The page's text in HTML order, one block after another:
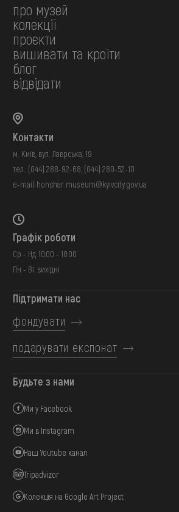
про музей
колекції
проєкти
вишивати та кроїти
блог
відвідати
Контакти
м. Київ, вул. Лаврська, 19
тел.: (044) 288-92-68 (044) 280-52-10
e-mail: honchar.museum@kyivcity.gov.ua
Графік роботи
Ср - Нд: 10:00 - 18:00
Пн - Вт: вихідні
Підтримати нас
фондувати
подарувати експонат
Будьте з нами
Ми у Facebook
Ми в Instagram
Наш Youtube канал
Tripadvizor
Колекція на Google Art Project